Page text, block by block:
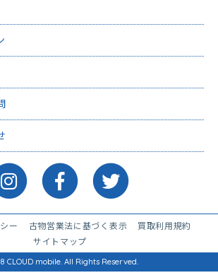
ー 古物営業法に基づく表示
買取利用規約
サイトマップ
CLOUD mobile. All Rights Reserved.